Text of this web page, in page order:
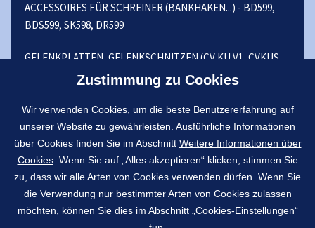
ACCESSOIRES FÜR SCHREINER (BANKHAKEN...) - BD599,
BDS599, SK598, DR599
GELENKPLATTEN, GELENKSCHNITZEN (CV KU V1, CVKUS
V1) - KLOUB 100D, KU, KUS, KUP
FUSSBODENKLEMMEN - FC
WINKEL SCHRAUBSTÖCKE - PUS, PNEUSETY, VACU
EINZELFERTIGUNG, SCHRAUBEN, MUTTERN,
GEWINDEBOHRERN . . .
Zustimmung zu Cookies
Wir verwenden Cookies, um die beste Benutzererfahrung auf
unserer Website zu gewährleisten. Ausführliche Informationen
über Cookies finden Sie im Abschnitt Weitere Informationen über
Cookies. Wenn Sie auf „Alles akzeptieren“ klicken, stimmen Sie
zu, dass wir alle Arten von Cookies verwenden dürfen. Wenn Sie
die Verwendung nur bestimmter Arten von Cookies zulassen
möchten, können Sie dies im Abschnitt „Cookies-Einstellungen“